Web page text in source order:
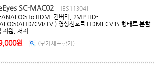
SC-MAC02
[ES11304]
ANALOG to HDMI 컨버터, 2MP HD-
CVI/TVI) 영상신호를 HDMI,CVBS 형태로 분할
지원, 서지..
원 (부가세포함가)